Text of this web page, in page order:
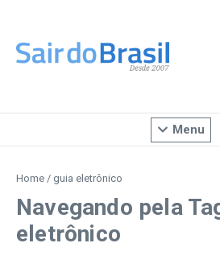
Menu
Home / guia eletrônico
Navegando pela
eletrônico